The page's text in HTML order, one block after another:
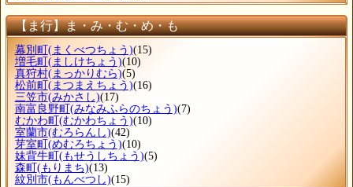
【ま行】ま・み・む・め・も
幕別町 (まくべつちょう)(15)
増毛町 (ましけちょう)(10)
真狩村(まっかりむら)(5)
松前町 (まつまえちょう)(16)
三笠市(みかさし)(17)
南富良野町 (みなみふらのちょう)(7)
むかわ町 (むかわちょう)(10)
室蘭市(むろらんし)(42)
芽室町 (めむろちょう)(10)
妹背牛町 (もせうしちょう)(5)
森町 (もりまち)(13)
紋別市(もんべつし)(15)